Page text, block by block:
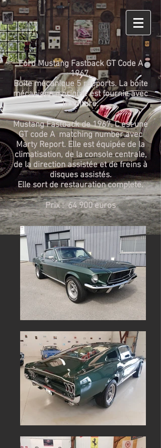
Ford Mustang Fastback GT Code A
1967.
Boite mécanique 5 rapports. La boite
mécanique d origine est fournie avec
la voiture.
Mustang Fastback de 1967. C est une
GT code A matching number avec
Marty Report. Elle est équipée de la
climatisation, de la console centrale,
de la direction assistée et de freins à
disques assistés.
Elle sort de restauration complete.
Prix : 64 900 euros